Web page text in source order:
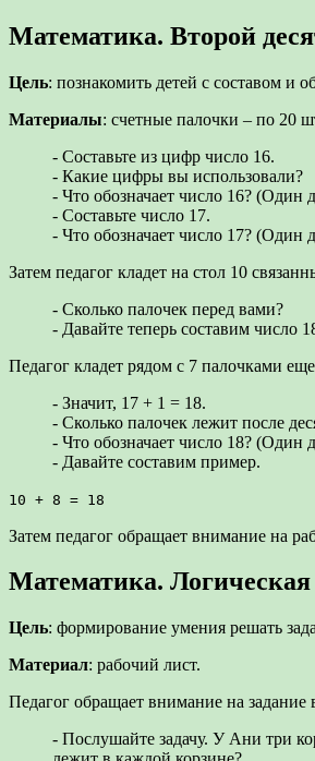
Математика. Второй
Цель: познакомить детей с составом и
Материалы: счетные палочки – по 20
- Составьте из цифр число 16.
- Какие цифры вы использовали?
- Что обозначает число 16? (Один
- Составьте число 17.
- Что обозначает число 17? (Один
Затем педагог кладет на стол 10
- Сколько палочек перед вами?
- Давайте теперь составим число
Педагог кладет рядом с 7 палочками
- Значит, 17 + 1 = 18.
- Сколько палочек лежит после
- Что обозначает число 18? (Один
- Давайте составим пример.
10 + 8 = 18
Затем педагог обращает внимание на
Математика. Логическая
Цель: формирование умения решать
Материал: рабочий лист.
Педагог обращает внимание на задание
- Послушайте задачу. У Ани три